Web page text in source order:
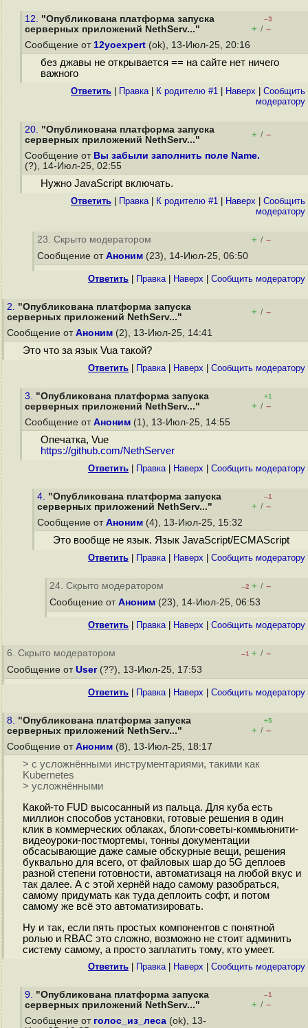
12. "Опубликована платформа запуска
серверных приложений NethServ..."
–3
+ / –
Сообщение от 12yoexpert (ok), 13-Июл-25, 20:16
без джавы не открывается == на сайте нет ничего
важного
Ответить Правка| К родителю #1 Наверх
Cообщить
модератору
20. "Опубликована платформа запуска
серверных приложений NethServ..."
+ / –
Сообщение от Вы забыли заполнить поле Name.
(?), 14-Июл-25, 02:55
Нужно JavaScript включать.
Ответить Правка| К родителю #1 Наверх
Cообщить
модератору
23. Скрыто модератором + / –
Сообщение от Аноним (23), 14-Июл-25, 06:50
Ответить Правка| Наверх Cообщить модератору
2. "Опубликована платформа запуска
серверных приложений NethServ..."
+ / –
Сообщение от Аноним (2), 13-Июл-25, 14:41
Это что за язык Vua такой?
Ответить Правка| Наверх Cообщить модератору
3. "Опубликована платформа запуска
серверных приложений NethServ..."
+1
+ / –
Сообщение от Аноним (1), 13-Июл-25, 14:55
Опечатка, Vue
https://github.com/NethServer
Ответить Правка| Наверх Cообщить модератору
4. "Опубликована платформа запуска
серверных приложений NethServ..."
–1
+ / –
Сообщение от Аноним (4), 13-Июл-25, 15:32
Это вообще не язык. Язык JavaScript/ECMAScript
Ответить Правка| Наверх Cообщить модератору
24. Скрыто модератором –2 + / –
Сообщение от Аноним (23), 14-Июл-25, 06:53
Ответить Правка| Наверх Cообщить модератору
6. Скрыто модератором –1 + / –
Сообщение от User(??), 13-Июл-25, 17:53
Ответить Правка| Наверх Cообщить модератору
8. "Опубликована платформа запуска
серверных приложений NethServ..."
+5
+ / –
Сообщение от Аноним (8), 13-Июл-25, 18:17
> с усложнёнными инструментариями, такими как
Kubernetes
> усложнёнными
Какой-то FUD высосанный из пальца. Для куба есть
миллион способов установки, готовые решения в один
клик в коммерческих облаках, блоги-советы-коммьюнити-
видеоуроки-постмортемы, тонны документации
обсасывающие даже самые обскурные вещи, решения
буквально для всего, от файловых шар до 5G деплоев
разной степени готовности, автоматизаця на любой вкус и
так далее. А с этой хернёй надо самому разобраться,
самому придумать как туда деплоить софт, и потом
самому же всё это автоматизировать.
Ну и так, если пять простых компонентов с понятной
ролью и RBAC это сложно, возможно не стоит админить
систему самому, а просто заплатить тому, кто умеет.
Ответить Правка| Наверх Cообщить модератору
9. "Опубликована платформа запуска
серверных приложений NethServ..."
–1
+ / –
Сообщение от голос_из_леса (ok), 13-